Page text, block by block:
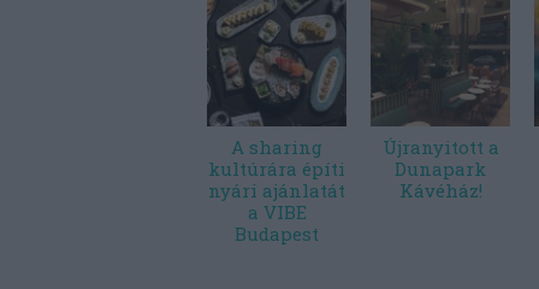
A sharing
kultúrára építi
nyári ajánlatát
a VIBE
Budapest
Újranyitott a
Dunapark
Kávéház!